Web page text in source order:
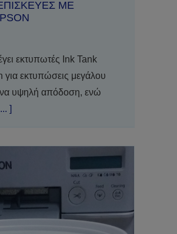
ΜΕ
εκτυπωτές Ink Tank
εκτυπώσεις μεγάλου
υψηλή απόδοση, ενώ
]